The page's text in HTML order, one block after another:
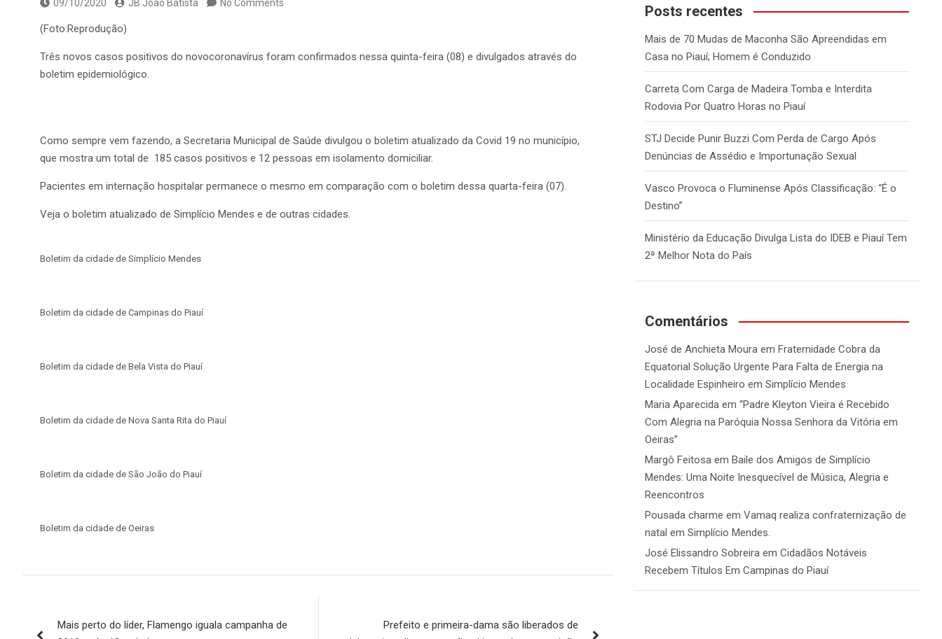
09/10/2020 JB João Batista No Comments
(Foto:Reprodução)
Três novos casos positivos do novocoronavírus foram confirmados nessa quinta-feira (08) e divulgados através do
boletim epidemiológico.
Como sempre vem fazendo, a Secretaria Municipal de Saúde divulgou o boletim atualizado da Covid 19 no município,
que mostra um total de 185 casos positivos e 12 pessoas em isolamento domiciliar.
Pacientes em internação hospitalar permanece o mesmo em comparação com o boletim dessa quarta-feira (07).
Veja o boletim atualizado de Simplício Mendes e de outras cidades.
Boletim da cidade de Simplício Mendes
Boletim da cidade de Campinas do Piauí
Boletim da cidade de Bela Vista do Piauí
Boletim da cidade de Nova Santa Rita do Piauí
Boletim da cidade de São João do Piauí
Boletim da cidade de Oeiras
Mais perto do líder, Flamengo iguala campanha de
Prefeito e primeira-dama são liberados de
c
Posts recentes
Mais de 70 Mudas de Maconha São Apreendidas em
Casa no Piauí; Homem é Conduzido
Carreta Com Carga de Madeira Tomba e Interdita
Rodovia Por Quatro Horas no Piauí
STJ Decide Punir Buzzi Com Perda de Cargo Após
Denúncias de Assédio e Importunação Sexual
Vasco Provoca o Fluminense Após Classificação: “É o
Destino”
Ministério da Educação Divulga Lista do IDEB e Piauí Tem
2ª Melhor Nota do País
Comentários
José de Anchieta Moura emFraternidade Cobra da
Equatorial Solução Urgente Para Falta de Energia na
Localidade Espinheiro em Simplício Mendes
Maria Aparecida em“Padre Kleyton Vieira é Recebido
Com Alegria na Paróquia Nossa Senhora da Vitória em
Oeiras”
Margô Feitosa emBaile dos Amigos de Simplício
Mendes: Uma Noite Inesquecível de Música, Alegria e
Reencontros
Pousada charme emVamaq realiza confraternização de
natal em Simplício Mendes.
José Elissandro Sobreira emCidadãos Notáveis
Recebem Títulos Em Campinas do Piauí